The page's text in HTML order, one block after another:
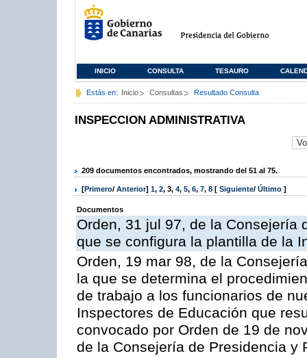
INICIO CONSULTA TESAURO
Estás en: Inicio Consultas Resultado Consulta
INSPECCION ADMINISTRATIVA
209 documentos encontrados, mostrando del 51 al 75.
[Primero/ Anterior] 1, 2, 3, 4, 5, 6, 7, 8 [ Siguiente/ Último ]
Documentos
Orden, 31 jul 97, de la Consejería
que se configura la plantilla de la
Orden, 19 mar 98, de la
la que se determina el
de trabajo a los funcionarios de
Inspectores de Educación que
convocado por Orden de 19 de
de la Consejería de Presidencia y